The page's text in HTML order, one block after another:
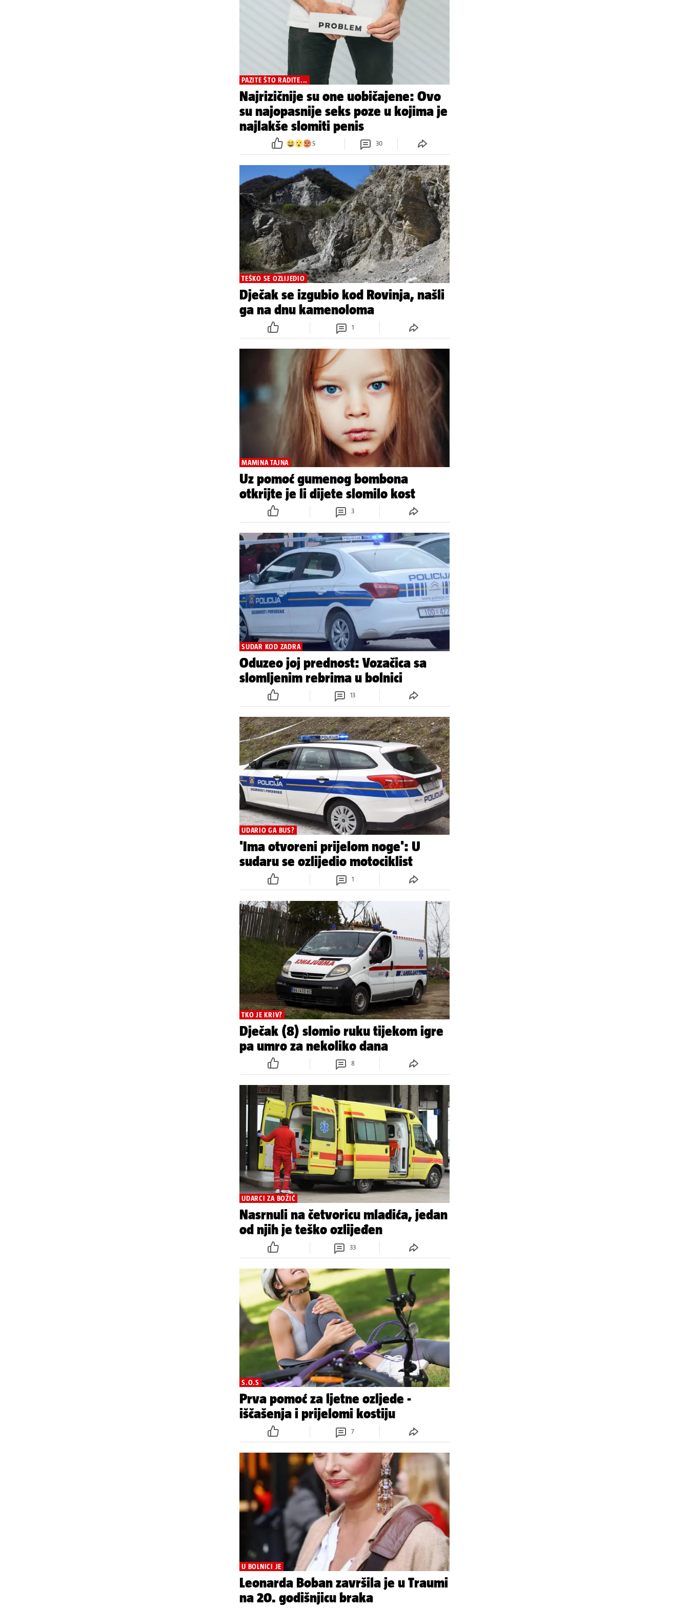
PAZITE ŠTO RADITE...
Najrizičnije su one uobičajene: Ovo
su najopasnije seks poze u kojima je
najlakše slomiti penis
5 30
TEŠKO SE OZLIJEDIO
Dječak se izgubio kod Rovinja, našli
ga na dnu kamenoloma
1
MAMINA TAJNA
Uz pomoć gumenog bombona
otkrijte je li dijete slomilo kost
3
SUDAR KOD ZADRA
Oduzeo joj prednost: Vozačica sa
slomljenim rebrima u bolnici
13
UDARIO GA BUS?
'Ima otvoreni prijelom noge': U
sudaru se ozlijedio motociklist
1
TKO JE KRIV?
Dječak (8) slomio ruku tijekom igre
pa umro za nekoliko dana
8
UDARCI ZA BOŽIĆ
Nasrnuli na četvoricu mladića, jedan
od njih je teško ozlijeđen
33
S.O.S
Prva pomoć za ljetne ozljede -
iščašenja i prijelomi kostiju
7
U BOLNICI JE
Leonarda Boban završila je u Traumi
na 20. godišnjicu braka